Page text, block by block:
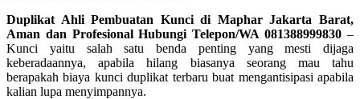
Duplikat Ahli Pembuatan Kunci di Maphar Jakarta Barat,
Aman dan Profesional Hubungi Telepon/WA 081388999830 –
Kunci yaitu salah satu benda penting yang mesti dijaga
keberadaannya, apabila hilang biasanya seorang mau tahu
berapakah biaya kunci duplikat terbaru buat mengantisipasi apabila
kalian lupa menyimpannya.